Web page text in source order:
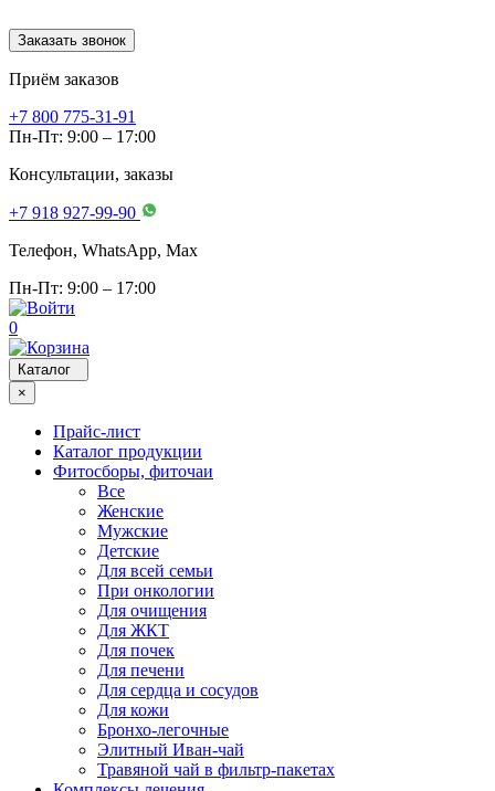
Заказать звонок
Приём заказов
+7 800 775-31-91
Пн-Пт: 9:00 – 17:00
Консультации, заказы
+7 918 927-99-90
Телефон, WhatsApp, Мах
Пн-Пт: 9:00 – 17:00
0
Каталог
×
Прайс-лист
Каталог продукции
Фитосборы, фиточаи
Все
Женские
Мужские
Детские
Для всей семьи
При онкологии
Для очищения
Для ЖКТ
Для почек
Для печени
Для сердца и сосудов
Для кожи
Бронхо-легочные
Элитный Иван-чай
Травяной чай в фильтр-пакетах